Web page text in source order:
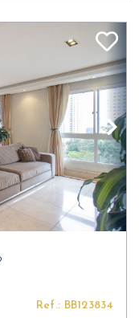
Ref.: BB123834